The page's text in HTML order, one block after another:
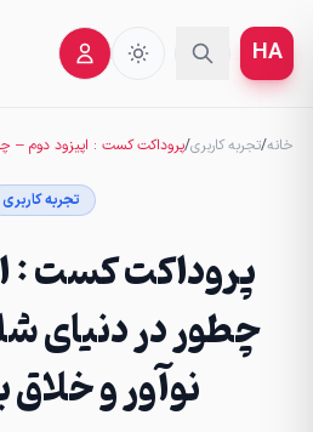
HA
خانه/تجربه کاربری/
تجربه کاربری
پروداکت کست :
چطور در دنیای
نوآور و